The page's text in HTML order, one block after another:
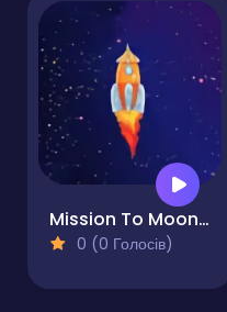
Mission To Moon Online Game
0 (0 Голосів)